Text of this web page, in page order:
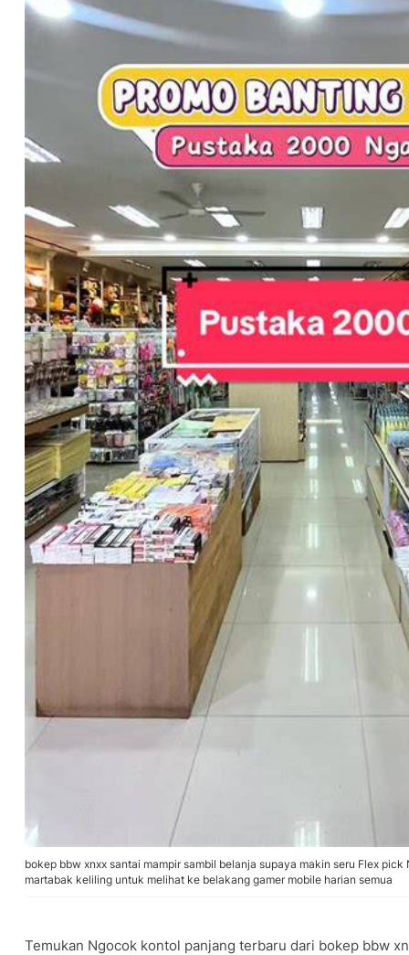
bokep bbw xnxx santai mampir sambil belanja supaya makin seru Flex
martabak keliling untuk melihat ke belakang gamer mobile harian semua
Temukan Ngocok kontol panjang terbaru dari bokep bbw